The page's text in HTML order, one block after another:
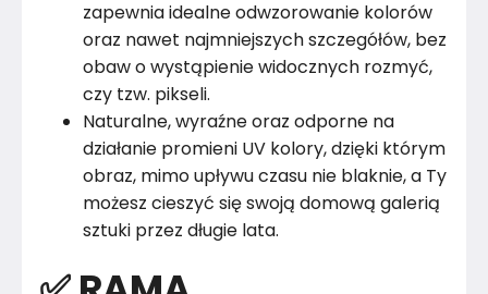
zapewnia idealne odwzorowanie kolorów
oraz nawet najmniejszych szczegółów, bez
obaw o wystąpienie widocznych rozmyć,
czy tzw. pikseli.
Naturalne, wyraźne oraz odporne na
działanie promieni UV kolory, dzięki którym
obraz, mimo upływu czasu nie blaknie, a Ty
możesz cieszyć się swoją domową galerią
sztuki przez długie lata.